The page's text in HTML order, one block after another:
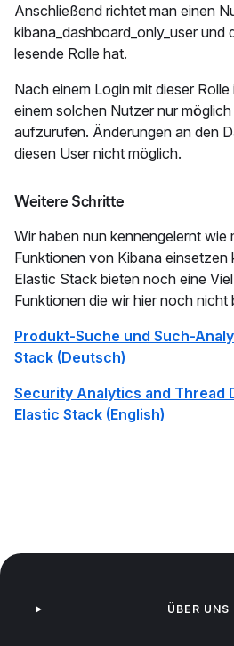
Anschließend richtet man einen
kibana_dashboard_only_user und
lesende Rolle hat.
Nach einem Login mit dieser
einem solchen Nutzer nur
aufzurufen. Änderungen an den
diesen User nicht möglich.
Weitere Schritte
Wir haben nun kennengelernt wie
Funktionen von Kibana einsetzen
Elastic Stack bieten noch eine
Funktionen die wir hier noch nicht
Produkt-Suche und Such-
Stack (Deutsch)
Security Analytics and Thread
Elastic Stack (English)
ÜBER UNS